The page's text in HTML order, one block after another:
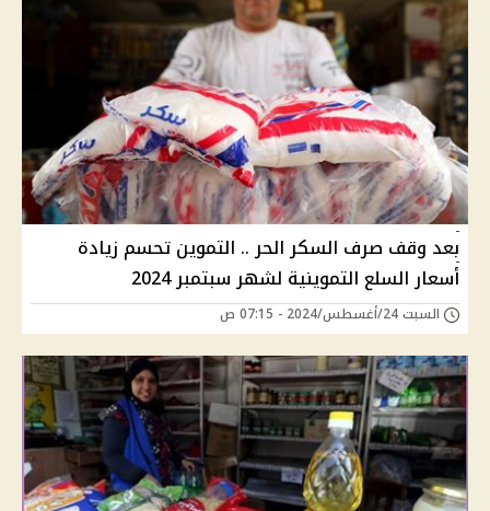
بعد وقف صرف السكر الحر .. التموين تحسم زيادة
أسعار السلع التموينية لشهر سبتمبر 2024
السبت 24/أغسطس/2024 - 07:15 ص